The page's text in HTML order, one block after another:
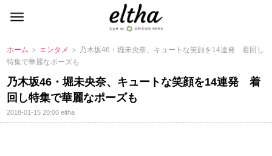
ホーム ＞ エンタメ ＞ 乃木坂46・堀未央奈、キュートな笑顔を14連発 着回し
特集で華麗なポーズも
乃木坂46・堀未央奈、キュートな笑顔を14連発 着
回し特集で華麗なポーズも
2018-01-15 20:00eltha